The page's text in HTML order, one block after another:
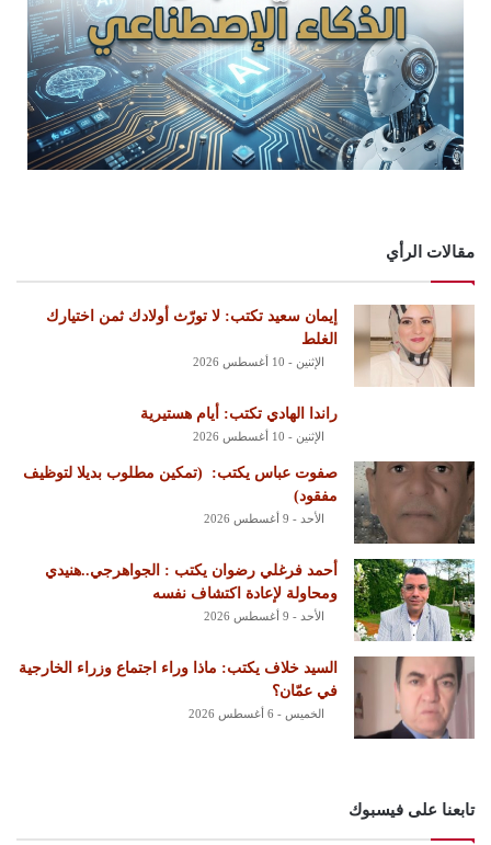
مقالات الرأي
إيمان سعيد تكتب: لا تورّث أولادك ثمن اختيارك
الغلط
الإثنين - 10 أغسطس 2026
راندا الهادي تكتب: أيام هستيرية
الإثنين - 10 أغسطس 2026
‏صفوت عباس يكتب: ‏ ‏(تمكين مطلوب بديلا لتوظيف
مفقود)
الأحد - 9 أغسطس 2026
أحمد فرغلي رضوان يكتب : الجواهرجي..هنيدي
ومحاولة لإعادة اكتشاف نفسه
الأحد - 9 أغسطس 2026
السيد خلاف يكتب: ماذا وراء اجتماع وزراء الخارجية
في عمّان؟
الخميس - 6 أغسطس 2026
تابعنا على فيسبوك